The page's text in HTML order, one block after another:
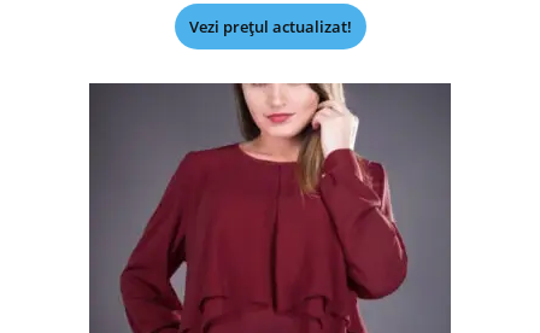
Vezi prețul actualizat!